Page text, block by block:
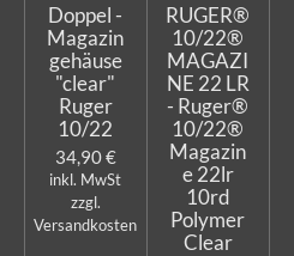
Doppel -
Magazin
gehäuse
"clear"
Ruger
10/22
34,90 €
inkl. MwSt
zzgl.
Versandkosten
RUGER®
10/22®
MAGAZI
NE 22 LR
- Ruger®
10/22®
Magazin
e 22lr
10rd
Polymer
Clear